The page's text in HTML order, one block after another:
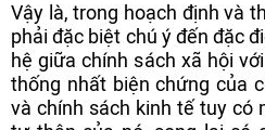
Vậy là, trong hoạch định và
phải đặc biệt chú ý đến đặc
hệ giữa chính sách xã hội
thống nhất biện chứng của
và chính sách kinh tế tuy có